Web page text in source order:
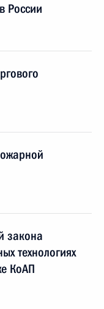
России
закона
технологиях
КоАП